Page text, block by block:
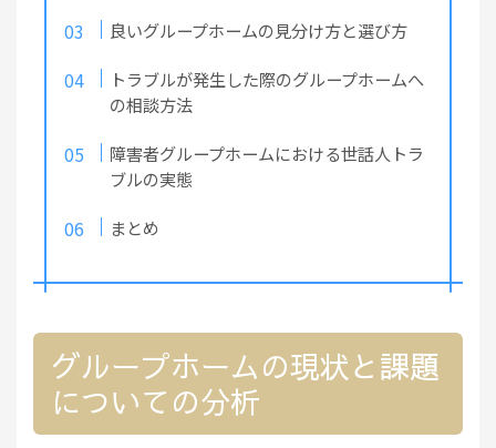
良いグループホームの見分け方と選び方
トラブルが発生した際のグループホームへ
の相談方法
障害者グループホームにおける世話人トラ
ブルの実態
まとめ
グループホームの現状と課題
についての分析